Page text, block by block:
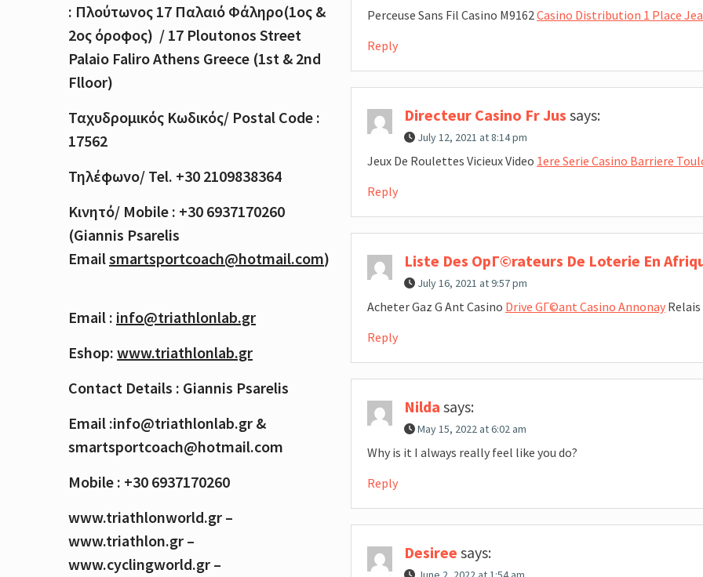
Perceuse Sans Fil Casino M9162Casino Distribution 1 Place
Reply
Directeur Casino Fr Jus says:
July 12, 2021 at 8:14 pm
Jeux De Roulettes Vicieux Video 1ere Serie Casino Barriere
Reply
Liste Des OpГ©rateurs De Loterie En
July 16, 2021 at 9:57 pm
Acheter Gaz G Ant Casino Drive GГ©ant Casino Annonay
Reply
Nilda says:
May 15, 2022 at 6:02 am
Why is it I always really feel like you do?
Reply
Desiree says:
: Πλούτωνος 17 Παλαιό Φάληρο(1ος &
2ος όροφος) / 17 Ploutonos Street
Palaio Faliro Athens Greece (1st & 2nd
Flloor)
Ταχυδρομικός Κωδικός/ Postal Code :
17562
Τηλέφωνο/ Tel. +30 2109838364
Κινητό/ Mobile : +30 6937170260
(Giannis Psarelis
Emailsmartsportcoach@hotmail.com)
Email : info@triathlonlab.gr
Eshop: www.triathlonlab.gr
Contact Details : Giannis Psarelis
Email :info@triathlonlab.gr &
smartsportcoach@hotmail.com
Mobile : +30 6937170260
www.triathlonworld.gr –
www.triathlon.gr –
www.cyclingworld.gr –